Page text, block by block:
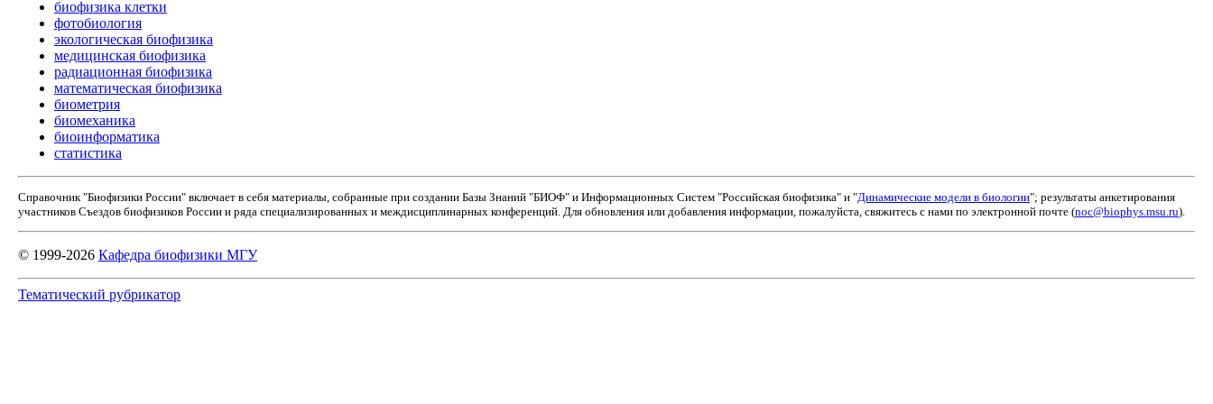
биофизика клетки
фотобиология
экологическая биофизика
медицинская биофизика
радиационная биофизика
математическая биофизика
биометрия
биомеханика
биоинформатика
статистика
Справочник "Биофизики России" включает в себя материалы, собранные при создании Базы Знаний "БИОФ" и Информационных Систем "Российская биофизика" и "Динамические модели в биологии"; результаты анкетирования
участников Съездов биофизиков России и ряда специализированных и междисциплинарных конференций. Для обновления или добавления информации, пожалуйста, свяжитесь с нами по электронной почте (noc@biophys.msu.ru).
© 1999-2026 Кафедра биофизики МГУ
Тематический рубрикатор